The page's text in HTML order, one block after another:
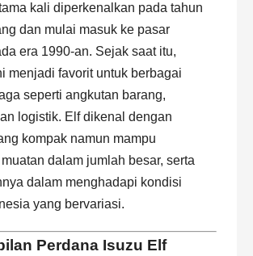
kali diperkenalkan pada tahun
dan mulai masuk ke pasar
era 1990-an. Sejak saat itu,
menjadi favorit untuk berbagai
seperti angkutan barang,
logistik. Elf dikenal dengan
kompak namun mampu
dalam jumlah besar, serta
dalam menghadapi kondisi
yang bervariasi.
Perdana Isuzu Elf